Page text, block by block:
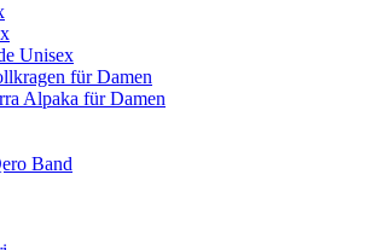
Unisex
für Damen
Alpaka für Damen
Band